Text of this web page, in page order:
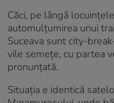
Căci, pe lângă
automulțumirea unui
Suceava sunt city-
vile semețe, cu partea
pronunțată.
Situația e identică